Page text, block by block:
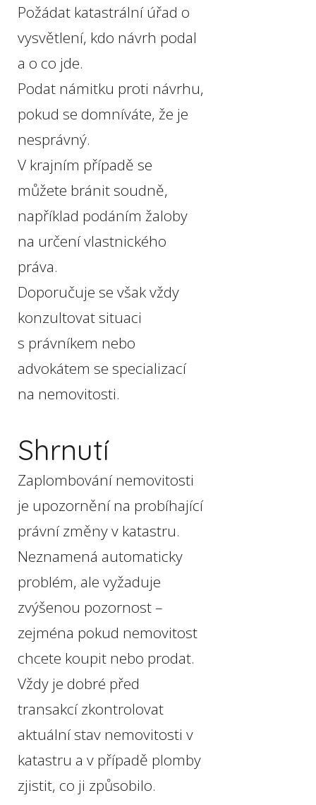
Požádat katastrální úřad o
vysvětlení, kdo návrh podal
a o co jde.
Podat námitku proti návrhu,
pokud se domníváte, že je
nesprávný.
V krajním případě se
můžete bránit soudně,
například podáním žaloby
na určení vlastnického
práva.
Doporučuje se však vždy
konzultovat situaci
s právníkem nebo
advokátem se specializací
na nemovitosti.
Shrnutí
Zaplombování nemovitosti
je upozornění na probíhající
právní změny v katastru.
Neznamená automaticky
problém, ale vyžaduje
zvýšenou pozornost –
zejména pokud nemovitost
chcete koupit nebo prodat.
Vždy je dobré před
transakcí zkontrolovat
aktuální stav nemovitosti v
katastru a v případě plomby
zjistit, co ji způsobilo.